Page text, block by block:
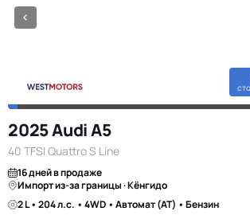
2025 Audi A5
40 TFSI Quattro S Line
16 дней в продаже
Импорт из-за границы · Кёнгидо
2 L • 204 л.с. • 4WD • Автомат (AT) • Бензин